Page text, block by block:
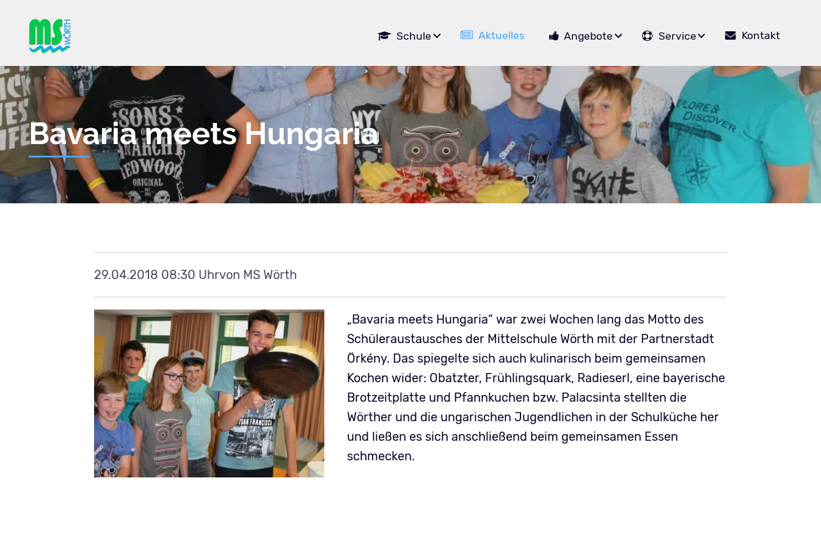
Navigation
Schule Aktuelles Angebote Service Kontakt
Bavaria meets Hungaria
29.04.2018 08:30 Uhrvon MS Wörth
„Bavaria meets Hungaria“ war zwei Wochen lang das Motto des
Schüleraustausches der Mittelschule Wörth mit der Partnerstadt
Örkény. Das spiegelte sich auch kulinarisch beim gemeinsamen
Kochen wider: Obatzter, Frühlingsquark, Radieserl, eine bayerische
Brotzeitplatte und Pfannkuchen bzw. Palacsinta stellten die
Wörther und die ungarischen Jugendlichen in der Schulküche her
und ließen es sich anschließend beim gemeinsamen Essen
schmecken.